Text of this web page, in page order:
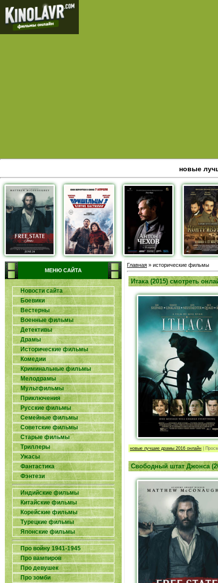
новые
МЕНЮ САЙТА
Новости сайта
Боевики
Вестерны
Военные фильмы
Детективы
Драмы
Исторические фильмы
Комедии
Криминальные фильмы
Мелодрамы
Мультфильмы
Приключения
Русские фильмы
Семейные фильмы
Советские фильмы
Старые фильмы
Триллеры
Ужасы
Фантастика
Фэнтези
Индийские фильмы
Китайские фильмы
Корейские фильмы
Турецкие фильмы
Японские фильмы
Про войну 1941-1945
Про вампиров
Про девушек
Про зомби
Главная » исторические фильмы
Итака (2015) смотреть
новые лучшие драмы 2016 онлайн
Свободный штат Джонса